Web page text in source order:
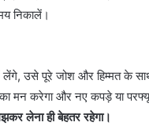
निकालें।
उसे पूरे जोश और हिम्मत के
मन करेगा और नए कपड़े या
लेना ही बेहतर रहेगा।